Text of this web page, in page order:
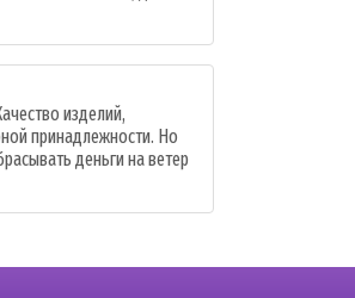
изделий,
принадлежности. Но
деньги на ветер